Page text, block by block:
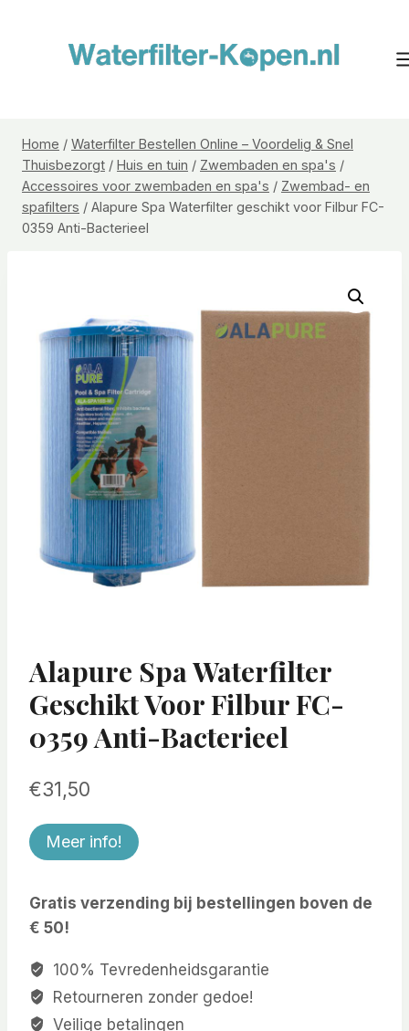
Home / Waterfilter Bestellen Online – Voordelig & Snel
Thuisbezorgt / Huis en tuin / Zwembaden en spa's /
Accessoires voor zwembaden en spa's / Zwembad- en
spafilters / Alapure Spa Waterfilter geschikt voor Filbur FC-
0359 Anti-Bacterieel
Alapure Spa Waterfilter
Geschikt Voor Filbur FC-
0359 Anti-Bacterieel
€31,50
Meer info!
Gratis verzending bij bestellingen boven de
€ 50!
100% Tevredenheidsgarantie
Retourneren zonder gedoe!
Veilige betalingen